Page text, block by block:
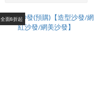
全面8折起